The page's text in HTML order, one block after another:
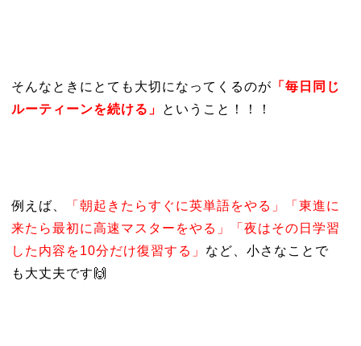
そんなときにとても大切になってくるのが 「毎日同じ
ルーティーンを続ける」
ということ！！！
例えば、
「朝起きたらすぐに英単語をやる」「東進に
来たら最初に高速マスターをやる」「夜はその日学習
した内容を10分だけ復習する」 など、小さなことで
も大丈夫です🙌